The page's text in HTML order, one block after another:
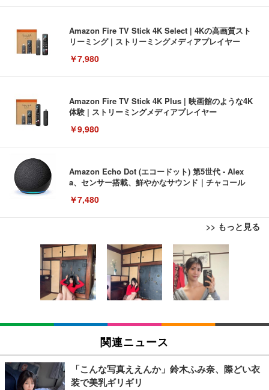
Amazon Fire TV Stick 4K Select | 4Kの高画質スト
リーミング | ストリーミングメディアプレイヤー
￥7,980
Amazon Fire TV Stick 4K Plus | 映画館のような4K
体験 | ストリーミングメディアプレイヤー
￥9,980
Amazon Echo Dot (エコードット) 第5世代 - Alex
a、センサー搭載、鮮やかなサウンド｜チャコール
￥7,480
>> もっと見る
[EdoErgo] オフィスチェア 椅子 テレワーク 疲れな
い 跳ね上げ式アームレスト コンパクト 約105度ロッ
キング pc 事務椅子 360度回転 座面昇降 強化ナイロ
ン樹脂ベース 通気性メッシュ 在宅ワーク H-WY01
(黒網+黒枠+黒足)
￥5,699
SIHOO B100 オフィスチェア／デスクチェア メッシ
ュチェア 人間工学 疲れない ブラック
￥27,999
EIZO ビジネス向けプレミアムモニター | FlexScan
EV3240X-WT | 31.5型4K UHD・USB Type-C・ホワ
イト
￥105,595
EIZO ビジネス向けプレミアムモニター | FlexScan
￥109,572
Amazonベーシック ペットシーツ 薄型 レギュラー 1
回使い捨て 無香料 ホワイト 300枚
￥3,373
Amazonベーシック ペットシーツ 厚型 ワイド 42枚
x2袋(84枚) ホワイト(吸収面:ライトブルー)
￥3,234
関連ニュース
「こんな写真ええんか」鈴木ふみ奈、際どい衣
装で美乳ギリギリ